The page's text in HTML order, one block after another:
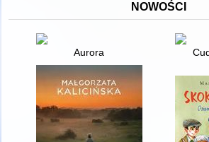
NOWOŚCI
Aurora